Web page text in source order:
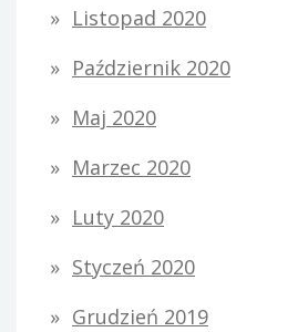
Listopad 2020
Październik 2020
Maj 2020
Marzec 2020
Luty 2020
Styczeń 2020
Grudzień 2019